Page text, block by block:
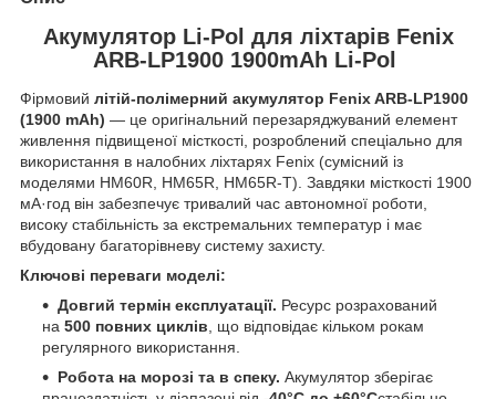
Акумулятор Li-Pol для ліхтарів Fenix
ARB-LP1900 1900mAh Li-Pol
Фірмовий літій-полімерний акумулятор Fenix ARB-LP1900
(1900 mAh) — це оригінальний перезаряджуваний елемент
живлення підвищеної місткості, розроблений спеціально для
використання в налобних ліхтарях Fenix (сумісний із
моделями HM60R, HM65R, HM65R-T). Завдяки місткості 1900
мА·год він забезпечує тривалий час автономної роботи,
високу стабільність за екстремальних температур і має
вбудовану багаторівневу систему захисту.
Ключові переваги моделі:
Довгий термін експлуатації. Ресурс розрахований
на 500 повних циклів, що відповідає кільком рокам
регулярного використання.
Робота на морозі та в спеку. Акумулятор зберігає